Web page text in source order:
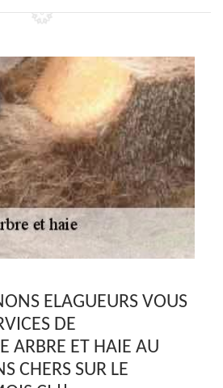
ELAGUEURS VOUS
DE
ARBRE ET HAIE AU
CHERS SUR LE